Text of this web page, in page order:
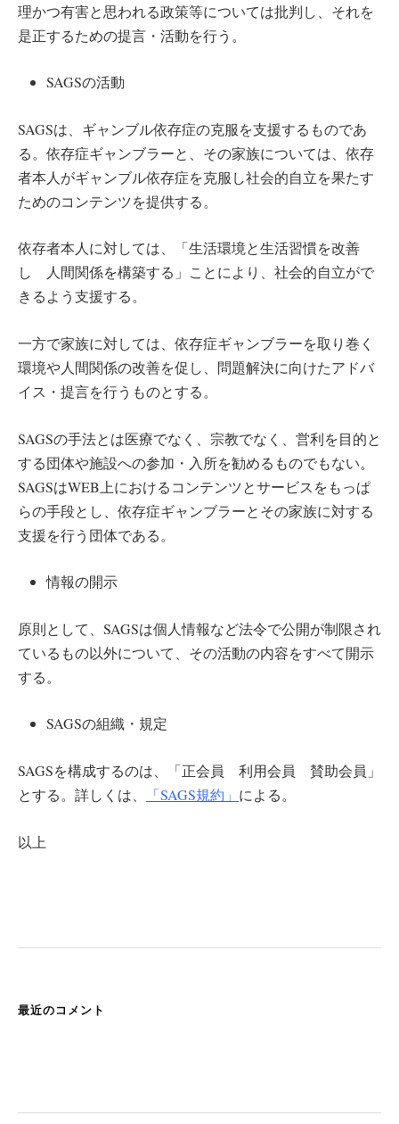
理かつ有害と思われる政策等については批判し、それを
是正するための提言・活動を行う。
SAGSの活動
SAGSは、ギャンブル依存症の克服を支援するものであ
る。依存症ギャンブラーと、その家族については、依存
者本人がギャンブル依存症を克服し社会的自立を果たす
ためのコンテンツを提供する。
依存者本人に対しては、「生活環境と生活習慣を改善
し 人間関係を構築する」ことにより、社会的自立がで
きるよう支援する。
一方で家族に対しては、依存症ギャンブラーを取り巻く
環境や人間関係の改善を促し、問題解決に向けたアドバ
イス・提言を行うものとする。
SAGSの手法とは医療でなく、宗教でなく、営利を目的と
する団体や施設への参加・入所を勧めるものでもない。
SAGSはWEB上におけるコンテンツとサービスをもっぱ
らの手段とし、依存症ギャンブラーとその家族に対する
支援を行う団体である。
情報の開示
原則として、SAGSは個人情報など法令で公開が制限され
ているもの以外について、その活動の内容をすべて開示
する。
SAGSの組織・規定
SAGSを構成するのは、「正会員 利用会員 賛助会員」
とする。詳しくは、
「SAGS規約」 による。
以上
最近のコメント